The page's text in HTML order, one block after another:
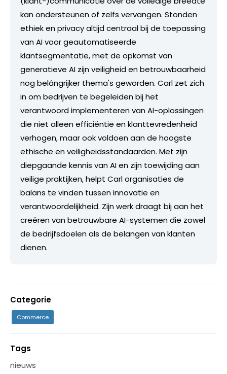
kan ondersteunen of zelfs vervangen. Stonden
ethiek en privacy altijd centraal bij de toepassing
van AI voor geautomatiseerde
klantsegmentatie, met de opkomst van
generatieve AI zijn veiligheid en betrouwbaarheid
nog belángrijker thema's geworden. Carl zet zich
in om bedrijven te begeleiden bij het
verantwoord implementeren van AI-oplossingen
die niet alleen efficiëntie en klanttevredenheid
verhogen, maar ook voldoen aan de hoogste
ethische en veiligheidsstandaarden. Met zijn
diepgaande kennis van AI en zijn toewijding aan
veilige praktijken, helpt Carl organisaties de
balans te vinden tussen innovatie en
verantwoordelijkheid. Zijn werk draagt bij aan het
creëren van betrouwbare AI-systemen die zowel
de bedrijfsdoelen als de belangen van klanten
dienen.
Categorie
Commerce
Tags
nieuws